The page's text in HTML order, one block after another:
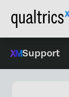
Support